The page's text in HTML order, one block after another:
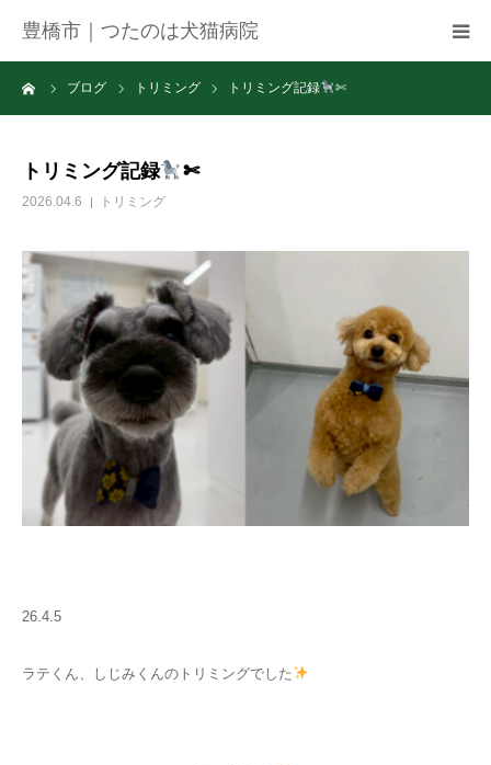
豊橋市｜つたのは犬猫病院
ブログ トリミング トリミング記録 ✄
トリミング記録 ✄
2026.04.6 トリミング
26.4.5
ラテくん、しじみくんのトリミングでした
病院紹介
お知らせ
ブログ
お問い合わせ